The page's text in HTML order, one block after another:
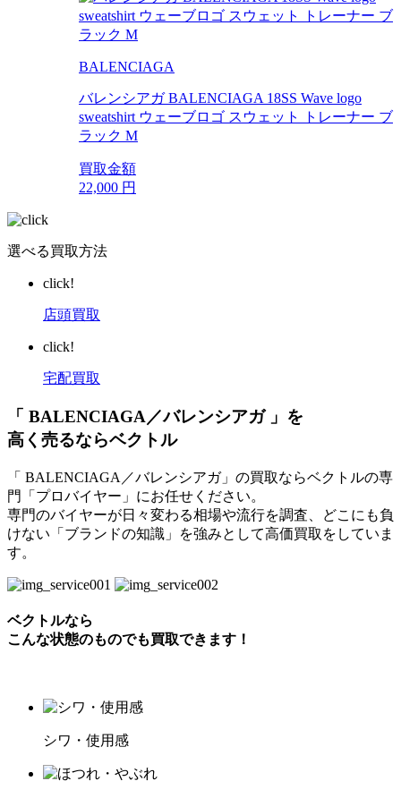
BALENCIAGA
バレンシアガ BALENCIAGA 18SS Wave logo
sweatshirt ウェーブロゴ スウェット トレーナー ブ
ラック M
買取金額
22,000 円
選べる買取方法
click!
店頭買取
click!
宅配買取
「 BALENCIAGA／バレンシアガ 」を
高く売るならベクトル
「 BALENCIAGA／バレンシアガ」の買取ならベクトルの専
門「プロバイヤー」にお任せください。
専門のバイヤーが日々変わる相場や流行を調査、どこにも負
けない「ブランドの知識」を強みとして高価買取をしていま
す。
ベクトルなら
こんな状態のものでも買取できます！
シワ・使用感